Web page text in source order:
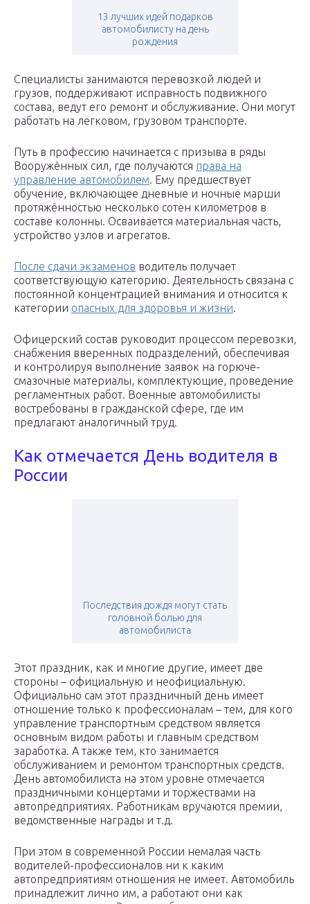
13 лучших идей подарков
автомобилисту на день
рождения
Специалисты занимаются перевозкой людей и
грузов, поддерживают исправность подвижного
состава, ведут его ремонт и обслуживание. Они могут
работать на легковом, грузовом транспорте.
Путь в профессию начинается с призыва в ряды
Вооружённых сил, где получаются права на
управление автомобилем. Ему предшествует
обучение, включающее дневные и ночные марши
протяжённостью несколько сотен километров в
составе колонны. Осваивается материальная часть,
устройство узлов и агрегатов.
После сдачи экзаменов водитель получает
соответствующую категорию. Деятельность связана с
постоянной концентрацией внимания и относится к
категории опасных для здоровья и жизни.
Офицерский состав руководит процессом перевозки,
снабжения вверенных подразделений, обеспечивая
и контролируя выполнение заявок на горюче-
смазочные материалы, комплектующие, проведение
регламентных работ. Военные автомобилисты
востребованы в гражданской сфере, где им
предлагают аналогичный труд.
Как отмечается День водителя в
России
Последствия дождя могут стать
головной болью для
автомобилиста
Этот праздник, как и многие другие, имеет две
стороны – официальную и неофициальную.
Официально сам этот праздничный день имеет
отношение только к профессионалам – тем, для кого
управление транспортным средством является
основным видом работы и главным средством
заработка. А также тем, кто занимается
обслуживанием и ремонтом транспортных средств.
День автомобилиста на этом уровне отмечается
праздничными концертами и торжествами на
автопредприятиях. Работникам вручаются премии,
ведомственные награды и т.д.
При этом в современной России немалая часть
водителей-профессионалов ни к каким
автопредприятиям отношения не имеет. Автомобиль
принадлежит лично им, а работают они как